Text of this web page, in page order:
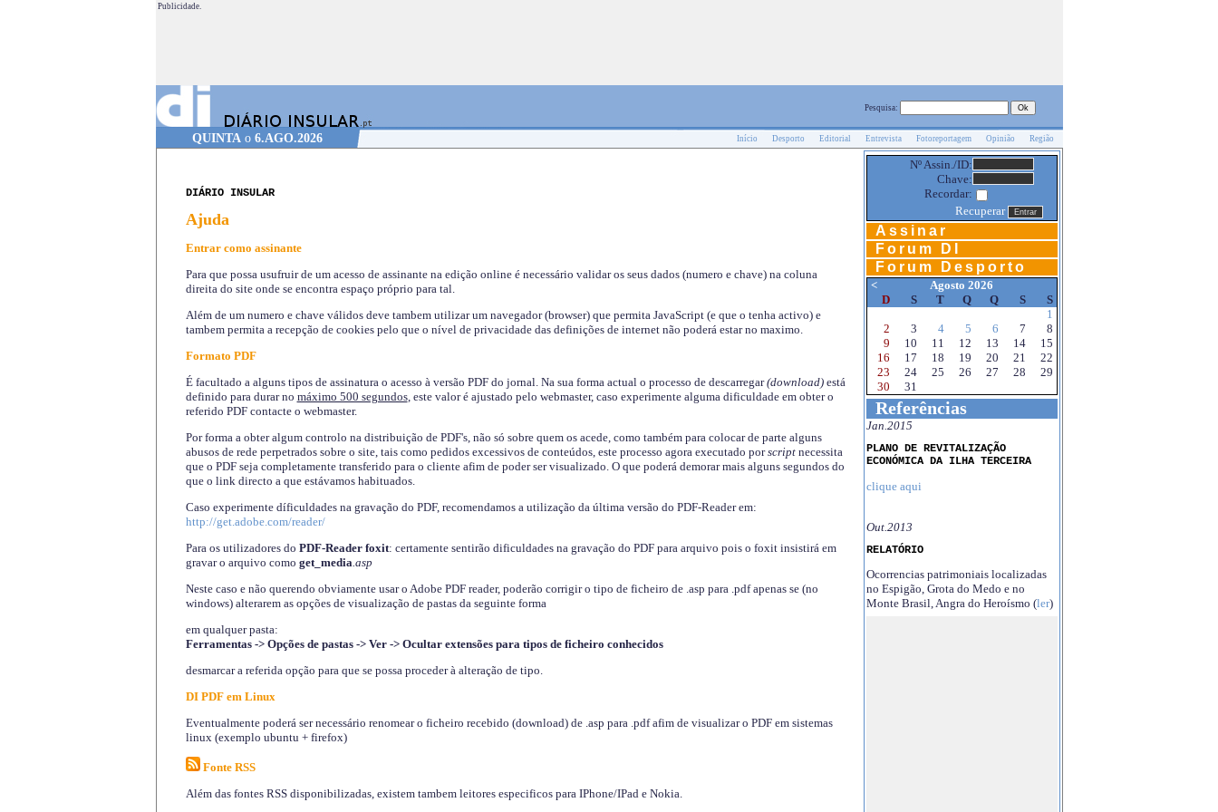
Publicidade.
Pesquisa:
QUINTA o 6.AGO.2026 Início Desporto Editorial Entrevista Fotoreportagem Opinião Região
DIÁRIO INSULAR
Ajuda
Entrar como assinante
Para que possa usufruir de um acesso de assinante na edição online é necessário validar os seus dados (numero e chave) na coluna
direita do site onde se encontra espaço próprio para tal.
Além de um numero e chave válidos deve tambem utilizar um navegador (browser) que permita JavaScript (e que o tenha activo) e
tambem permita a recepção de cookies pelo que o nível de privacidade das definições de internet não poderá estar no maximo.
Formato PDF
É facultado a alguns tipos de assinatura o acesso à versão PDF do jornal. Na sua forma actual o processo de descarregar(download)está
definido para durar no máximo 500 segundos, este valor é ajustado pelo webmaster, caso experimente alguma dificuldade em obter o
referido PDF contacte o webmaster.
Por forma a obter algum controlo na distribuição de PDF's, não só sobre quem os acede, como também para colocar de parte alguns
abusos de rede perpetrados sobre o site, tais como pedidos excessivos de conteúdos, este processo agora executado porscriptnecessita
que o PDF seja completamente transferido para o cliente afim de poder ser visualizado. O que poderá demorar mais alguns segundos do
que o link directo a que estávamos habituados.
Caso experimente díficuldades na gravação do PDF, recomendamos a utilização da última versão do PDF-Reader em:
http://get.adobe.com/reader/
Para os utilizadores do PDF-Reader foxit: certamente sentirão dificuldades na gravação do PDF para arquivo pois o foxit insistirá em
gravar o arquivo como get_media.asp
Neste caso e não querendo obviamente usar o Adobe PDF reader, poderão corrigir o tipo de ficheiro de .asp para .pdf apenas se (no
windows) alterarem as opções de visualização de pastas da seguinte forma
em qualquer pasta:
Ferramentas -> Opções de pastas -> Ver -> Ocultar extensões para tipos de ficheiro conhecidos
desmarcar a referida opção para que se possa proceder à alteração de tipo.
DI PDF em Linux
Eventualmente poderá ser necessário renomear o ficheiro recebido (download) de .asp para .pdf afim de visualizar o PDF em sistemas
linux (exemplo ubuntu + firefox)
Fonte RSS
Além das fontes RSS disponibilizadas, existem tambem leitores especificos para IPhone/IPad e Nokia.
Nº Assin./ID:
Chave:
Recordar:
Recuperar
Assinar
Forum DI
Forum Desporto
<
Agosto 2026
D
S T Q Q S
S
1
2
3 4 5 6 7
8
9
10 11 12 13 14
15
16
17 18 19 20 21
22
23
24 25 26 27 28
29
30
31
Referências
Jan.2015
PLANO DE REVITALIZAÇÃO
ECONÓMICA DA ILHA TERCEIRA
clique aqui
Out.2013
RELATÓRIO
Ocorrencias patrimoniais localizadas
no Espigão, Grota do Medo e no
Monte Brasil, Angra do Heroísmo (ler)